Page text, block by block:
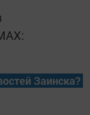
Заинска?